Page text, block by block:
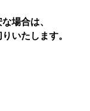
場合は、
いたします。